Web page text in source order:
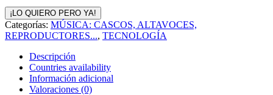
¡LO QUIERO PERO YA!
Categorías: MÚSICA: CASCOS, ALTAVOCES,
REPRODUCTORES..., TECNOLOGÍA
Descripción
Countries availability
Información adicional
Valoraciones (0)